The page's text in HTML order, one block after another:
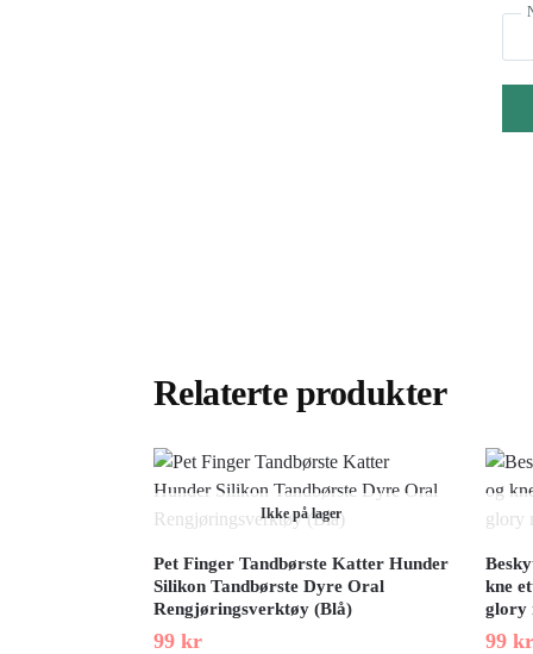
Relaterte produkter
Ikke på lager
Pet Finger Tandbørste Katter Hunder
Silikon Tandbørste Dyre Oral
Rengjøringsverktøy (Blå)
99 kr
kne
glory
99 kr